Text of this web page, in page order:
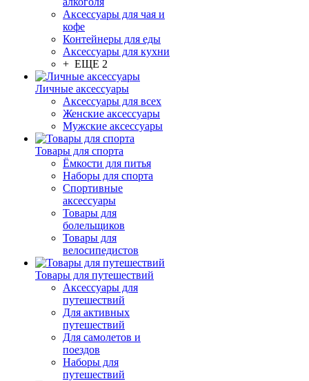
Аксессуары для чая и
кофе
Контейнеры для еды
Аксессуары для кухни
+ ЕЩЕ 2
Личные аксессуары
Аксессуары для всех
Женские аксессуары
Мужские аксессуары
Товары для спорта
Ёмкости для питья
Наборы для спорта
Спортивные
аксессуары
Товары для
болельщиков
Товары для
велосипедистов
Товары для путешествий
Аксессуары для
путешествий
Для активных
путешествий
Для самолетов и
поездов
Наборы для
путешествий